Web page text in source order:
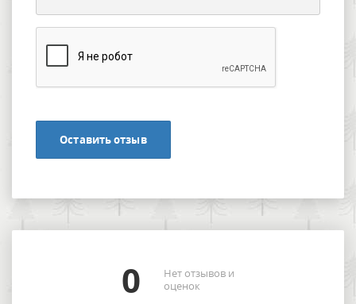
Оставить отзыв
0
Нет отзывов и
оценок